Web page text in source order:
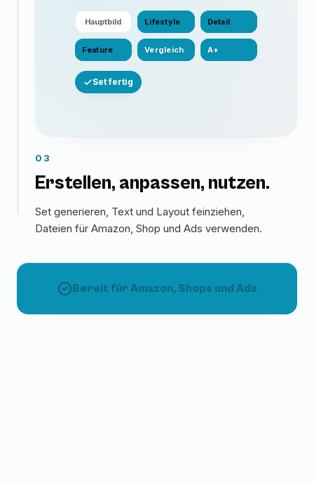
Hauptbild Lifestyle Detail
Feature Vergleich A+
Set fertig
03
Erstellen, anpassen, nutzen.
Set generieren, Text und Layout feinziehen,
Dateien für Amazon, Shop und Ads verwenden.
Bereit für Amazon, Shops und Ads